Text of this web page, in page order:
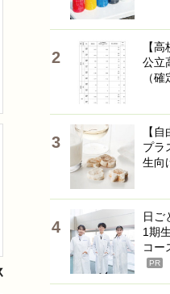
【
公立
（
【
プラ
生向
日ご
1期
コー
PR